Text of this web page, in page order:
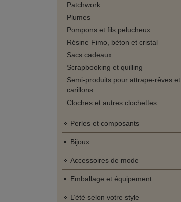
Patchwork
Plumes
Pompons et fils pelucheux
Résine Fimo, béton et cristal
Sacs cadeaux
Scrapbooking et quilling
Semi-produits pour attrape-rêves et
carillons
Cloches et autres clochettes
Perles et composants
Bijoux
Accessoires de mode
Emballage et équipement
L’été selon votre style